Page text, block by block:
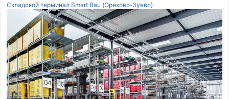
Складской терминал Smart Bau (Орехово-Зуево)